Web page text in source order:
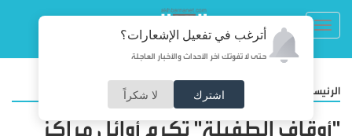
أترغب في تفعيل الإشعارات؟
حتى لا تفوتك آخر الأحداث والأخبار العاجلة
اشترك لا شكراً الرئيسية
"أوقاف الطفيلة" تكرم أوائل مراكز